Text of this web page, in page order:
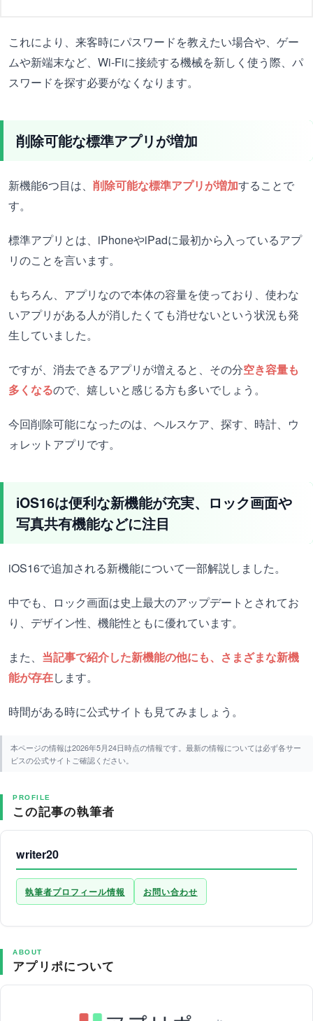
これにより、来客時にパスワードを教えたい場合や、ゲー
ムや新端末など、Wi-Fiに接続する機械を新しく使う際、パ
スワードを探す必要がなくなります。
削除可能な標準アプリが増加
新機能6つ目は、 削除可能な標準アプリが増加することで
す。
標準アプリとは、iPhoneやiPadに最初から入っているアプ
リのことを言います。
もちろん、アプリなので本体の容量を使っており、使わな
いアプリがある人が消したくても消せないという状況も発
生していました。
ですが、消去できるアプリが増えると、その分空き容量も
多くなるので、嬉しいと感じる方も多いでしょう。
今回削除可能になったのは、ヘルスケア、探す、時計、ウ
ォレットアプリです。
iOS16は便利な新機能が充実、ロック画面や
写真共有機能などに注目
iOS16で追加される新機能について一部解説しました。
中でも、ロック画面は史上最大のアップデートとされてお
り、デザイン性、機能性ともに優れています。
また、 当記事で紹介した新機能の他にも、さまざまな新機
能が存在します。
時間がある時に公式サイトも見てみましょう。
本ページの情報は2026年5月24日時点の情報です。最新の情報については必ず各サー
ビスの公式サイトご確認ください。
PROFILE
この記事の執筆者
writer20
執筆者プロフィール情報 お問い合わせ
ABOUT
アプリポについて